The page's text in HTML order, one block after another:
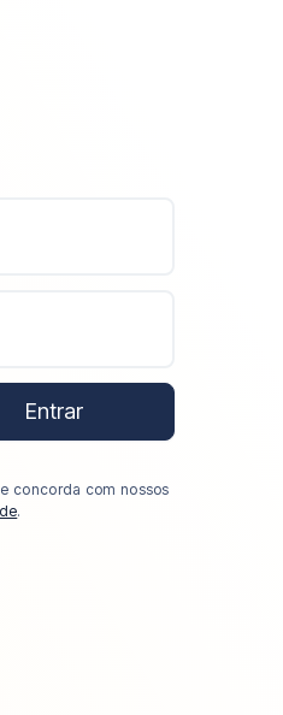
Entrar
concorda com nossos
.